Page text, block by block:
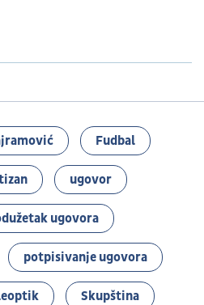
Fudbal
ugovor
ugovora
potpisivanje ugovora
Skupština